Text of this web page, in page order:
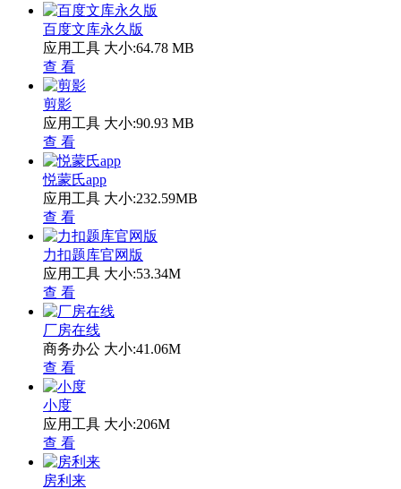
百度文库永久版
应用工具 大小:64.78 MB
查 看
剪影
应用工具 大小:90.93 MB
查 看
悦蒙氏app
应用工具 大小:232.59MB
查 看
力扣题库官网版
应用工具 大小:53.34M
查 看
厂房在线
商务办公 大小:41.06M
查 看
小度
应用工具 大小:206M
查 看
房利来